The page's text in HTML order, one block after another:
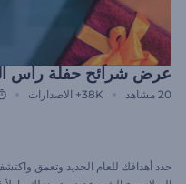
عرض شرائح حفلة رأس
20 مشاهد 38K+ الاصدارات
حدد أهدافك للعام الجديد وتعمق